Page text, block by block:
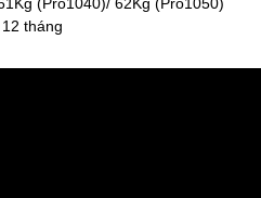
(Pro1040)/ 62Kg (Pro1050)
tháng